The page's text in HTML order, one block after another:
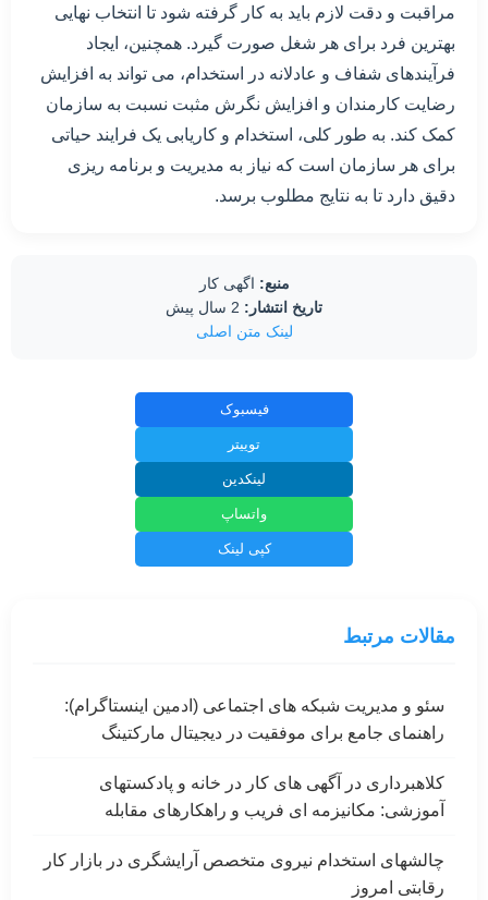
مراقبت و دقت لازم باید به کار گرفته شود تا انتخاب نهایی
بهترین فرد برای هر شغل صورت گیرد. همچنین، ایجاد
فرآیندهای شفاف و عادلانه در استخدام، می تواند به افزایش
رضایت کارمندان و افزایش نگرش مثبت نسبت به سازمان
کمک کند. به طور کلی، استخدام و کاریابی یک فرایند حیاتی
برای هر سازمان است که نیاز به مدیریت و برنامه ریزی
دقیق دارد تا به نتایج مطلوب برسد.
منبع: اگهی کار
تاریخ انتشار:
لینک متن اصلی
فیسبوک
توییتر
لینکدین
واتساپ
کپی لینک
مقالات مرتبط
سئو و مدیریت شبکه های اجتماعی (ادمین اینستاگرام):
راهنمای جامع برای موفقیت در دیجیتال مارکتینگ
کلاهبرداری در آگهی های کار در خانه و پادکستهای
آموزشی: مکانیزمه ای فریب و راهکارهای مقابله
چالشهای استخدام نیروی متخصص آرایشگری در بازار کار
رقابتی امروز